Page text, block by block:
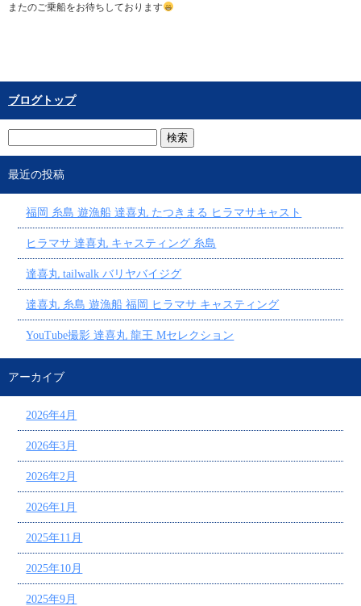
またのご乗船をお待ちしております
ブログトップ
最近の投稿
福岡 糸島 遊漁船 達喜丸 たつきまる ヒラマサキャスト
ヒラマサ 達喜丸 キャスティング 糸島
達喜丸 tailwalk バリヤバイジグ
達喜丸 糸島 遊漁船 福岡 ヒラマサ キャスティング
YouTube撮影 達喜丸 龍王 Mセレクション
アーカイブ
2026年4月
2026年3月
2026年2月
2026年1月
2025年11月
2025年10月
2025年9月